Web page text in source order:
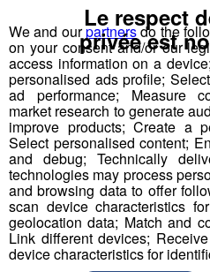
Haute-Savoie :
sur les Gilets
week-end par
Publié par La Rédaction Radio
We and ourpartnersdo the
on your consent and/or our
access information on a
personalised ads profile;
ad performance; Measure
market research to generate
improve products; Create a
Select personalised content;
and debug; Technically
technologies may process
and browsing data to offer
scan device characteristics
geolocation data; Match and
Link different devices;
device characteristics for
Le respect
privée est